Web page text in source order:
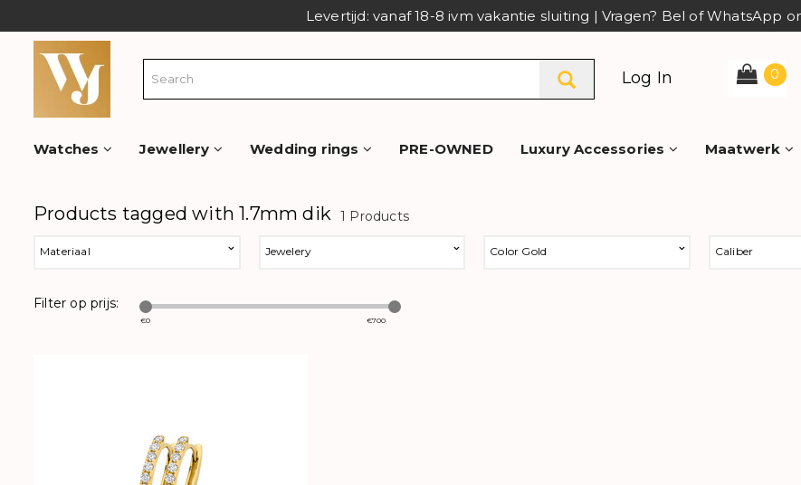
Levertijd: vanaf 18-8 ivm vakantie sluiting | Vragen? Bel of WhatsApp
Log In 0
Watches Jewellery Wedding rings PRE-OWNED Luxury Accessories Maatwerk
Products tagged with 1.7mm dik 1 Products
Materiaal Jewelery Color Gold Caliber
Filter op prijs:
€0 €700